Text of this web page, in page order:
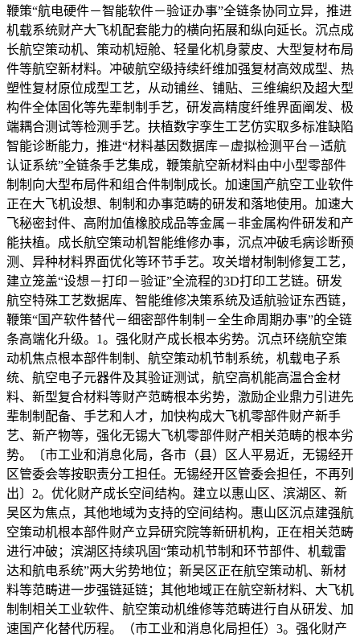
鞭策“航电硬件－智能软件－验证办事”全链条协同立异，推进
机载系统财产大飞机配套能力的横向拓展和纵向延长。沉点成
长航空策动机、策动机短舱、轻量化机身蒙皮、大型复材布局
件等航空新材料。冲破航空级持续纤维加强复材高效成型、热
塑性复材原位成型工艺，从动铺丝、铺贴、三维编织及超大型
构件全体固化等先辈制制手艺，研发高精度纤维界面阐发、极
端耦合测试等检测手艺。扶植数字孪生工艺仿实取多标准缺陷
智能诊断能力，推进“材料基因数据库－虚拟检测平台－适航
认证系统”全链条手艺集成，鞭策航空新材料由中小型零部件
制制向大型布局件和组合件制制成长。加速国产航空工业软件
正在大飞机设想、制制和办事范畴的研发和落地使用。加速大
飞秘密封件、高附加值橡胶成品等金属－非金属构件研发和产
能扶植。成长航空策动机智能维修办事，沉点冲破毛病诊断预
测、异种材料界面优化等环节手艺。攻关增材制制修复工艺，
建立笼盖“设想－打印－验证”全流程的3D打印工艺链。研发
航空特殊工艺数据库、智能维修决策系统及适航验证东西链，
鞭策“国产软件替代－细密部件制制－全生命周期办事”的全链
条高端化升级。1。强化财产成长根本劣势。沉点环绕航空策
动机焦点根本部件制制、航空策动机节制系统，机载电子系
统、航空电子元器件及其验证测试，航空高机能高温合金材
料、新型复合材料等财产范畴根本劣势，激励企业鼎力引进先
辈制制配备、手艺和人才，加快构成大飞机零部件财产新手
艺、新产物等，强化无锡大飞机零部件财产相关范畴的根本劣
势。〔市工业和消息化局，各市（县）区人平易近，无锡经开
区管委会等按职责分工担任。无锡经开区管委会担任，不再列
出〕2。优化财产成长空间结构。建立以惠山区、滨湖区、新
吴区为焦点，其他地域为支持的空间结构。惠山区沉点建强航
空策动机根本部件财产立异研究院等新研机构，正在相关范畴
进行冲破；滨湖区持续巩固“策动机节制和环节部件、机载雷
达和航电系统”两大劣势地位；新吴区正在航空策动机、新材
料等范畴进一步强链延链；其他地域正在航空新材料、大飞机
制制相关工业软件、航空策动机维修等范畴进行自从研发、加
速国产化替代历程。（市工业和消息化局担任）3。强化财产